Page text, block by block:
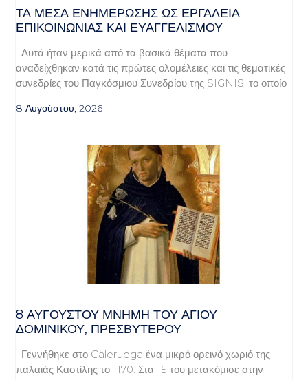
ΤΑ ΜΈΣΑ ΕΝΗΜΈΡΩΣΗΣ ΩΣ ΕΡΓΑΛΕΊΑ
ΕΠΙΚΟΙΝΩΝΊΑΣ ΚΑΙ ΕΥΑΓΓΕΛΙΣΜΟΎ
Αυτά ήταν μερικά από τα βασικά θέματα που
αναδείχθηκαν κατά τις πρώτες ολομέλειες και τις θεματικές
συνεδρίες του Παγκόσμιου Συνεδρίου της SIGNIS, το οποίο
8 Αυγούστου, 2026
8 ΑΥΓΟΥΣΤΟΥ ΜΝΗΜΗ ΤΟΥ ΑΓΙΟΥ
ΔΟΜΙΝΙΚΟΥ, ΠΡΕΣΒΥΤΕΡΟΥ
Γεννήθηκε στο Caleruega ένα μικρό ορεινό χωριό της
παλαιάς Καστίλης το 1170. Στα 15 του μετακόμισε στην